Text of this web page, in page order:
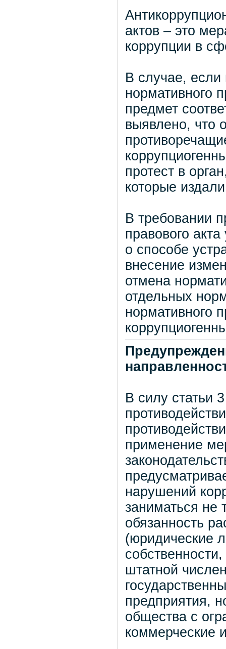
актов – это
коррупции в
В случае, если
нормативного
предмет
выявлено, что
протест в
которые
В требовании
правового
о способе
внесение
отмена
отдельных
нормативного
В силу статьи
применение
нарушений
заниматься не
обязанность
(юридические
штатной
предприятия,
общества с
коммерческие